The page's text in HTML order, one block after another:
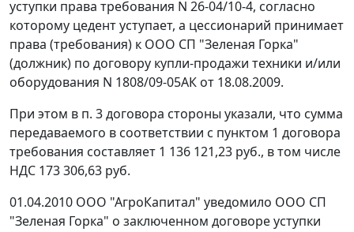
уступки права требования N 26-04/10-4, согласно
которому цедент уступает, а цессионарий принимает
права (требования) к ООО СП "Зеленая Горка"
(должник) по договору купли-продажи техники и/или
оборудования N 1808/09-05АК от 18.08.2009.
При этом в п. 3 договора стороны указали, что сумма
передаваемого в соответствии с пунктом 1 договора
требования составляет 1 136 121,23 руб., в том числе
НДС 173 306,63 руб.
01.04.2010 ООО "АгроКапитал" уведомило ООО СП
"Зеленая Горка" о заключенном договоре уступки